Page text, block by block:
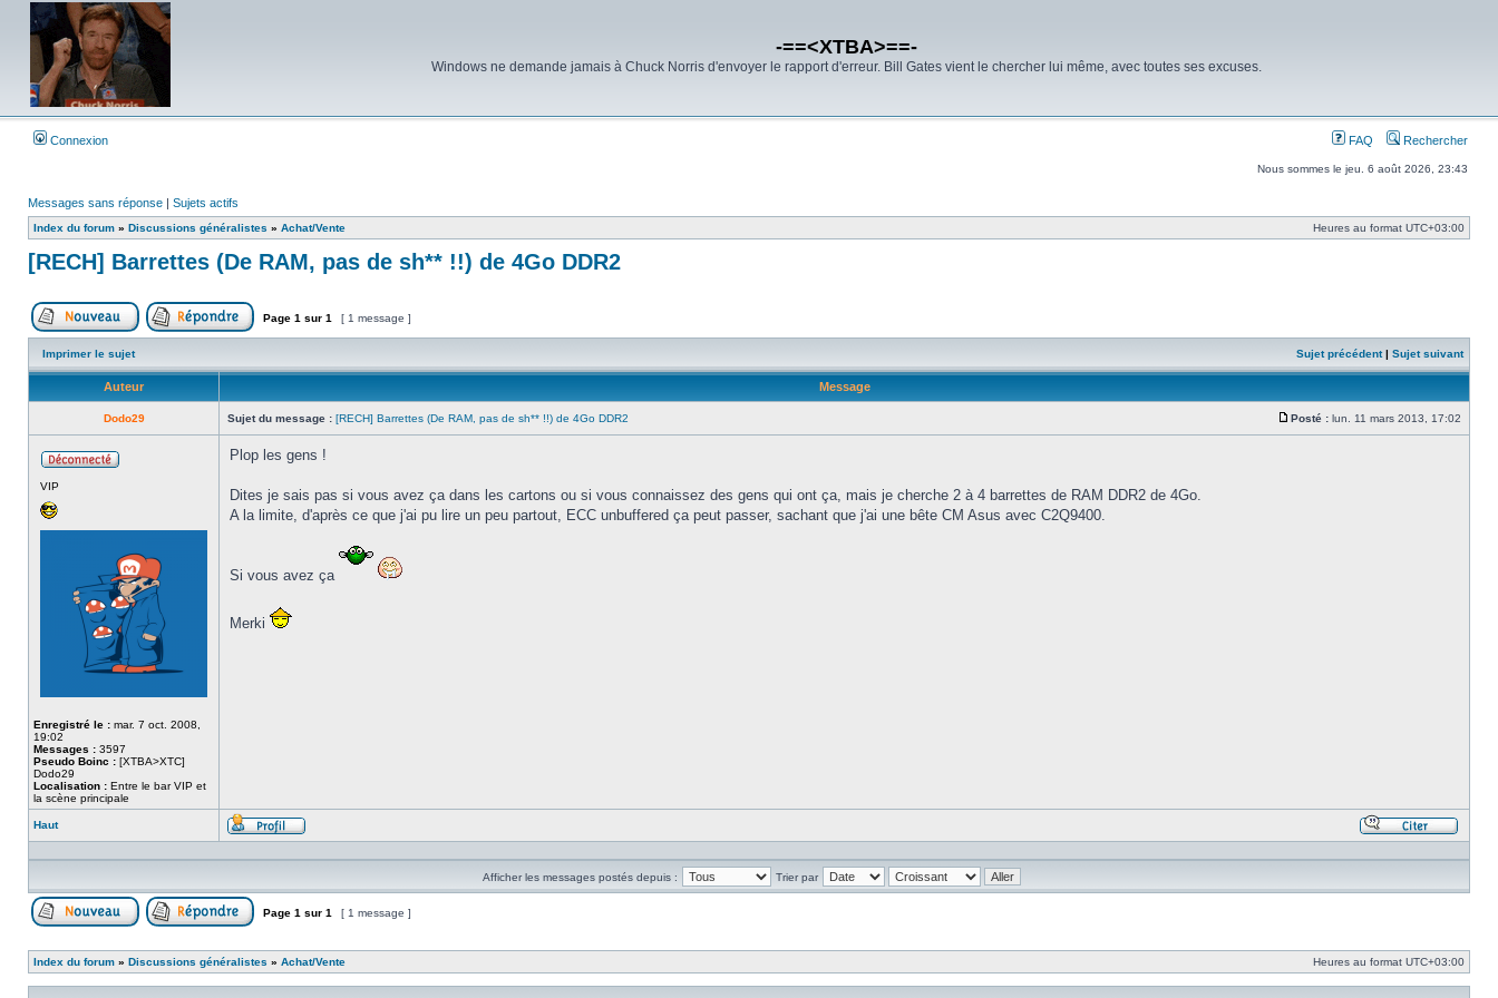
-==<XTBA>==-
Windows ne demande jamais à Chuck Norris d'envoyer le rapport d'erreur. Bill Gates vient le chercher lui même, avec toutes ses excuses.
Connexion FAQ Rechercher
Nous sommes le jeu. 6 août 2026, 23:43
Messages sans réponse | Sujets actifs
Index du forum » Discussions généralistes » Achat/Vente Heures au format UTC+03:00
[RECH] Barrettes (De RAM, pas de sh** !!) de 4Go DDR2
Poster un nouveau sujetRépondre au sujet
Page 1 sur 1 [ 1 message ]
Imprimer le sujet Sujet précédent| Sujet suivant
Auteur Message
Dodo29 Sujet du message : [RECH] Barrettes (De RAM, pas de sh** !!) de 4Go DDR2
Posté : lun. 11 mars 2013, 17:02
VIP
Enregistré le : mar. 7 oct. 2008,
19:02
Messages : 3597
Pseudo Boinc : [XTBA>XTC]
Dodo29
Localisation : Entre le bar VIP et
la scène principale
Plop les gens !
Dites je sais pas si vous avez ça dans les cartons ou si vous connaissez des gens qui ont ça, mais je cherche 2 à 4 barrettes de RAM DDR2 de 4Go.
A la limite, d'après ce que j'ai pu lire un peu partout, ECC unbuffered ça peut passer, sachant que j'ai une bête CM Asus avec C2Q9400.
Si vous avez ça
Merki
Haut
Profil
Afficher les messages postés depuis : Trier par
Page 1 sur 1 [ 1 message ]
Index du forum » Discussions généralistes » Achat/Vente Heures au format UTC+03:00